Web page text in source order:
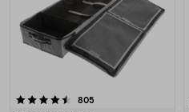
805
4.0 av 5 stjärnor